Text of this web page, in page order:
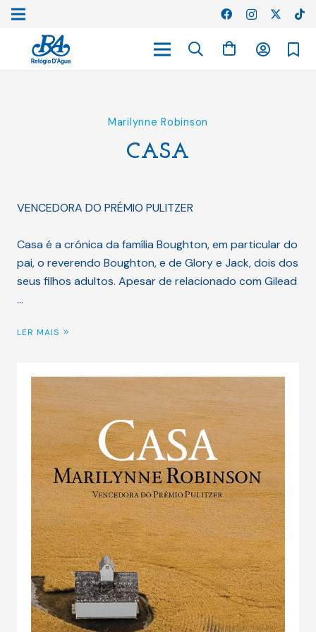
Marilynne Robinson
CASA
VENCEDORA DO PRÉMIO PULITZER
Casa é a crónica da família Boughton, em particular do
pai, o reverendo Boughton, e de Glory e Jack, dois dos
seus filhos adultos. Apesar de relacionado com Gilead
…
LER MAIS